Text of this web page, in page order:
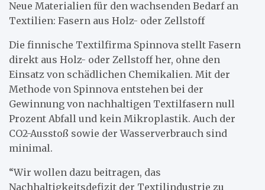
Neue Materialien für den wachsenden Bedarf an
Textilien: Fasern aus Holz- oder Zellstoff
Die finnische Textilfirma Spinnova stellt Fasern
direkt aus Holz- oder Zellstoff her, ohne den
Einsatz von schädlichen Chemikalien. Mit der
Methode von Spinnova entstehen bei der
Gewinnung von nachhaltigen Textilfasern null
Prozent Abfall und kein Mikroplastik. Auch der
CO2-Ausstoß sowie der Wasserverbrauch sind
minimal.
“Wir wollen dazu beitragen, das
Nachhaltigkeitsdefizit der Textilindustrie zu